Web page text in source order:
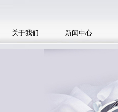
关于我们 新闻中心